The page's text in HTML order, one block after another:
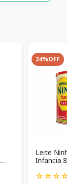
24%OFF
Leite
Infancia
☆☆☆